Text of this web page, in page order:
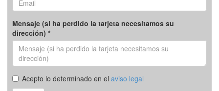
Mensaje (si ha perdido la tarjeta necesitamos su
dirección) *
Acepto lo determinado en el aviso legal